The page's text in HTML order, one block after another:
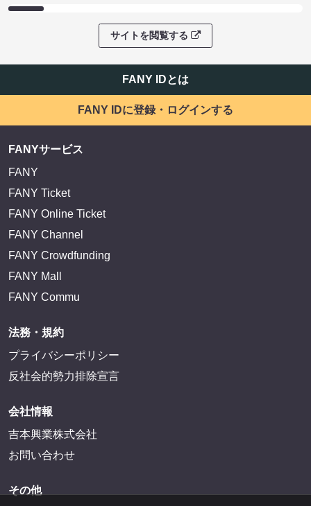
サイトを閲覧する
FANY IDとは
FANY IDに登録・ログインする
FANYサービス
FANY
FANY Ticket
FANY Online Ticket
FANY Channel
FANY Crowdfunding
FANY Mall
FANY Commu
法務・規約
プライバシーポリシー
反社会的勢力排除宣言
会社情報
吉本興業株式会社
お問い合わせ
その他